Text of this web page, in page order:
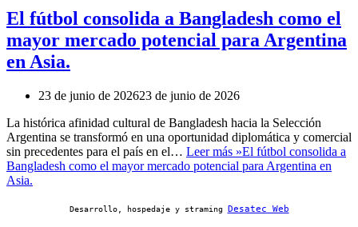
El fútbol consolida a Bangladesh como el
mayor mercado potencial para Argentina
en Asia.
23 de junio de 202623 de junio de 2026
La histórica afinidad cultural de Bangladesh hacia la Selección
Argentina se transformó en una oportunidad diplomática y comercial
sin precedentes para el país en el… Leer más »El fútbol consolida a
Bangladesh como el mayor mercado potencial para Argentina en
Asia.
Desarrollo, hospedaje y straming Desatec Web